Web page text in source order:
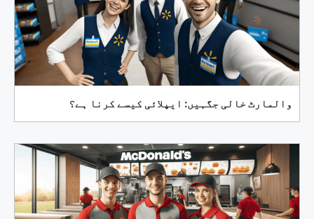
والمارٹ خالی جگہیں: ایپلائی کیسے کرنا ہے؟